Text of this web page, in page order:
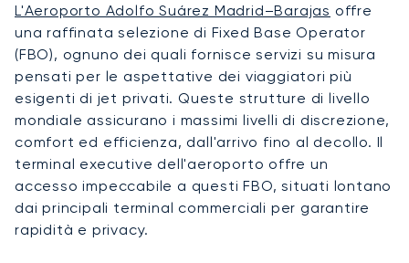
L'Aeroporto Adolfo Suárez Madrid–Barajas offre
una raffinata selezione di Fixed Base Operator
(FBO), ognuno dei quali fornisce servizi su misura
pensati per le aspettative dei viaggiatori più
esigenti di jet privati. Queste strutture di livello
mondiale assicurano i massimi livelli di discrezione,
comfort ed efficienza, dall'arrivo fino al decollo. Il
terminal executive dell'aeroporto offre un
accesso impeccabile a questi FBO, situati lontano
dai principali terminal commerciali per garantire
rapidità e privacy.